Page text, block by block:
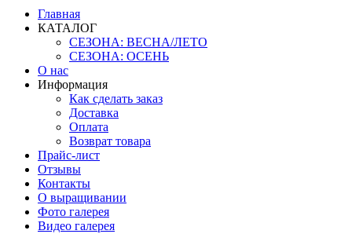
Главная
КАТАЛОГ
СЕЗОНА: ВЕСНА/ЛЕТО
СЕЗОНА: ОСЕНЬ
О нас
Информация
Как сделать заказ
Доставка
Оплата
Возврат товара
Прайс-лист
Отзывы
Контакты
О выращивании
Фото галерея
Видео галерея